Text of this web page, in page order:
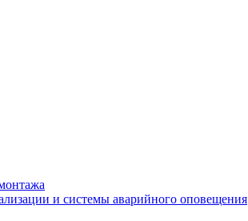
и системы аварийного оповещения